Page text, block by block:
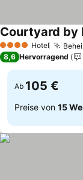
4 Sterne Hotel
Courtyard by
8,6 Hervorragend
Ab 105 €
Preise von 15